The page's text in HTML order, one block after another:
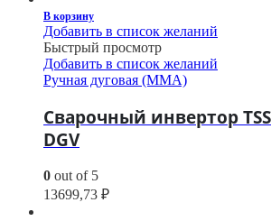
В корзину
Добавить в список желаний
Быстрый просмотр
Добавить в список желаний
Ручная дуговая (MMA)
Сварочный инвертор
DGV
0 out of 5
13699,73 ₽